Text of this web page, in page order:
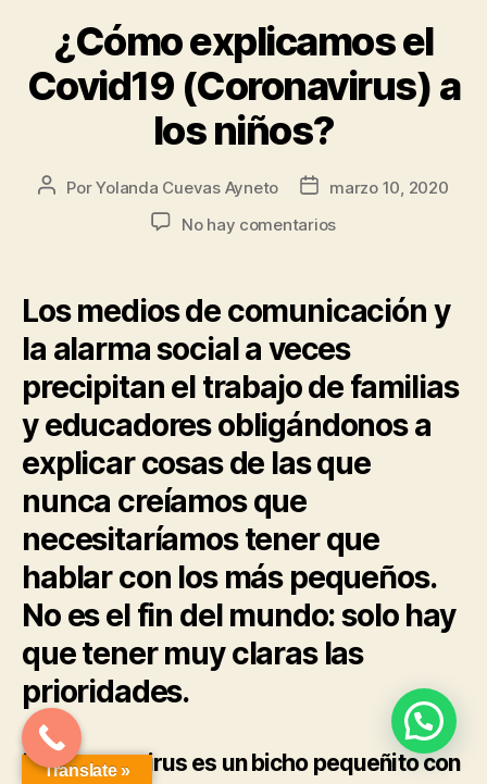
¿Cómo explicamos el
Covid19 (Coronavirus) a
los niños?
PorYolanda Cuevas Ayneto
marzo 10, 2020
No hay comentarios
Los medios de comunicación y
la alarma social a veces
precipitan el trabajo de familias
y educadores obligándonos a
explicar cosas de las que
nunca creíamos que
necesitaríamos tener que
hablar con los más pequeños.
No es el fin del mundo: solo hay
que tener muy claras las
prioridades.
“¿El coronavirus es un bicho pequeñito con
Translate »